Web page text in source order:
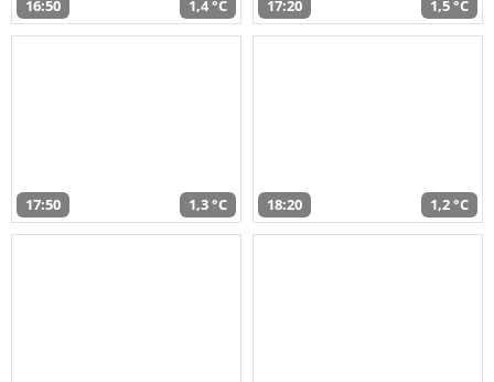
16:50 1,4 °C 17:20 1,5 °C
17:50 1,3 °C 18:20 1,2 °C